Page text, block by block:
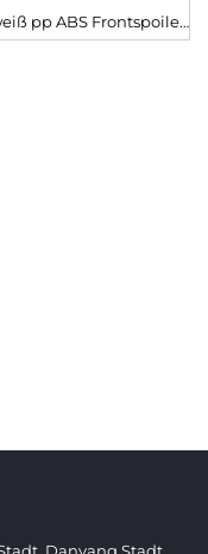
pp ABS Frontspoiler
Danyang Stadt,